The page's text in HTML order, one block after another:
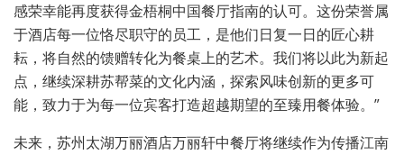
感荣幸能再度获得金梧桐中国餐厅指南的认可。这份荣誉属
于酒店每一位恪尽职守的员工，是他们日复一日的匠心耕
耘，将自然的馈赠转化为餐桌上的艺术。我们将以此为新起
点，继续深耕苏帮菜的文化内涵，探索风味创新的更多可
能，致力于为每一位宾客打造超越期望的至臻用餐体验。”
未来，苏州太湖万丽酒店万丽轩中餐厅将继续作为传播江南